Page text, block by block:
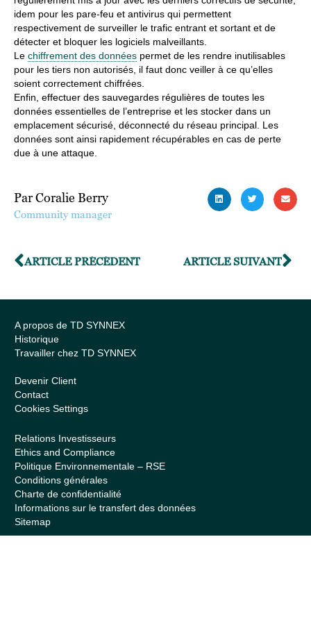
idem pour les pare-feu et antivirus qui permettent
respectivement de surveiller le trafic entrant et sortant et de
détecter et bloquer les logiciels malveillants.
Le chiffrement des données permet de les rendre inutilisables
pour les tiers non autorisés, il faut donc veiller à ce qu’elles
soient correctement chiffrées.
Enfin, effectuer des sauvegardes régulières de toutes les
données essentielles de l’entreprise et les stocker dans un
emplacement sécurisé, déconnecté du réseau principal. Les
données sont ainsi rapidement récupérables en cas de perte
due à une attaque.
Par Coralie Berry
Community manager
ARTICLE PRÉCÉDENT ARTICLE SUIVANT
A propos de TD SYNNEX
Historique
Travailler chez TD SYNNEX
Devenir Client
Contact
Cookies Settings
Relations Investisseurs
Ethics and Compliance
Politique Environnementale – RSE
Conditions générales
Charte de confidentialité
Informations sur le transfert des données
Sitemap